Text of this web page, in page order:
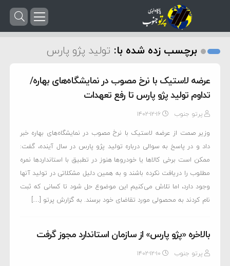
برچسب زده شده با: تولید پژو پارس
عرضه لاستیک با نرخ مصوب در نمایشگاه‌های بهاره/
تداوم تولید پژو پارس تا رفع تعهدات
پرتو جنوب ۱۴۰۲-۱۲-۱۶
وزیر صمت از عرضه لاستیک با نرخ مصوب در نمایشگاه‌های بهاره خبر
داد و در پاسخ به سوالی درباره تولید پژو پارس در سال آینده، گفت:
ممکن است برخی کالاها یا خودروها هنوز در تطبیق با استانداردها نمره
مطلوب را دریافت نکرده باشند و به همین دلیل مشکلاتی در تولید آنها
وجود دارد، اما تلاش می‌کنیم این موضوع حل شود تا کسانی که ثبت
نام کردند به محصولی مورد تقاضای خود برسند. به گزارش پرتو […]
بالاخره «پژو پارس» از سازمان استاندارد مجوز گرفت
پرتو جنوب ۱۴۰۲-۱۲-۱۰